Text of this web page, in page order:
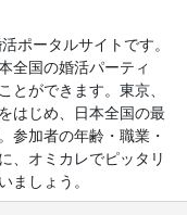
ポータルサイトです。
全国の婚活パーティ
とができます。東京、
はじめ、日本全国の最
参加者の年齢・職業・
、オミカレでピッタリ
ましょう。